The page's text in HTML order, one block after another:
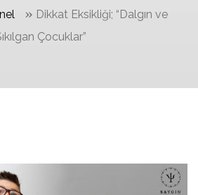
» Dikkat Eksikliği; “Dalgın ve
Çocuklar”